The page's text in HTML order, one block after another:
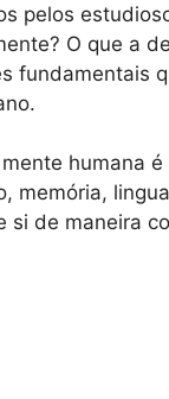
pelos
O que a
fundamentais
humana
memória,
si de maneira